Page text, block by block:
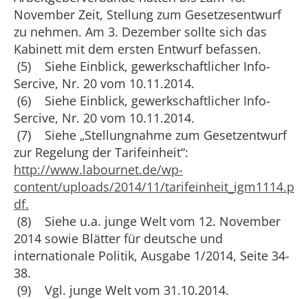
November Zeit, Stellung zum Gesetzesentwurf
zu nehmen. Am 3. Dezember sollte sich das
Kabinett mit dem ersten Entwurf befassen.
(5) Siehe Einblick, gewerkschaftlicher Info-
Sercive, Nr. 20 vom 10.11.2014.
(6) Siehe Einblick, gewerkschaftlicher Info-
Sercive, Nr. 20 vom 10.11.2014.
(7) Siehe „Stellungnahme zum Gesetzentwurf
zur Regelung der Tarifeinheit“:
http://www.labournet.de/wp-
content/uploads/2014/11/tarifeinheit_igm1114.p
df.
(8) Siehe u.a. junge Welt vom 12. November
2014 sowie Blätter für deutsche und
internationale Politik, Ausgabe 1/2014, Seite 34-
38.
(9) Vgl. junge Welt vom 31.10.2014.